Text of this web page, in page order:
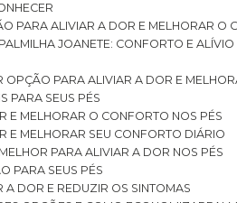
PARA ALIVIAR A DOR E MELHORAR O
PALMILHA JOANETE: CONFORTO E
OPÇÃO PARA ALIVIAR A DOR E
PARA SEUS PÉS
E MELHORAR O CONFORTO NOS PÉS
E MELHORAR SEU CONFORTO DIÁRIO
PARA ALIVIAR A DOR NOS PÉS
PARA SEUS PÉS
A DOR E REDUZIR OS SINTOMAS